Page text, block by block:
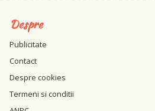
Despre
Publicitate
Contact
Despre cookies
Termeni si conditii